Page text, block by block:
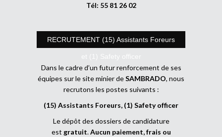
Tél: 55 81 26 02
RECRUTEMENT (15) Assistants Foreurs
et (1) Safety officer
Dans le cadre d’un futur renforcement de ses
équipes sur le site minier deSAMBRADO, nous
recrutons les postes suivants :
(15) Assistants Foreurs, (1) Safety officer
Le dépôt des dossiers de candidature
est gratuit.Aucun paiement, frais ou